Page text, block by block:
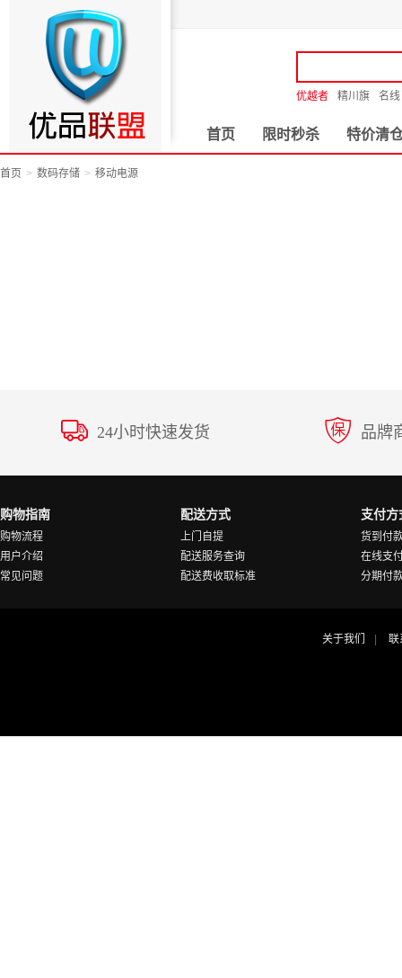
优越者 精川旗 名线
首页 限时秒杀 特价清
首页 数码存储 移动电源
24小时快速发货 品牌
购物指南
购物流程
用户介绍
常见问题
配送方式
上门自提
配送服务查询
配送费收取标准
支付方
货到付
在线支
分期付
关于我们 联